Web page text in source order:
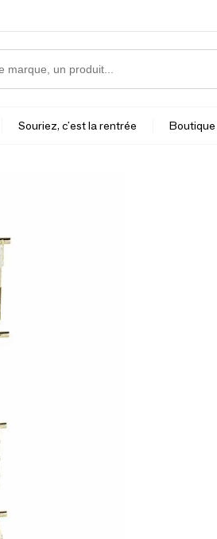
Souriez, c'est la rentrée Boutique